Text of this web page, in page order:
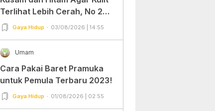
Terlihat Lebih Cerah, No 2
Gampang Banget dan Mudah
Gaya Hidup 03/08/2026 | 14:55
Umam
Cara Pakai Baret Pramuka
untuk Pemula Terbaru 2023!
Gaya Hidup 01/08/2026 | 02:55